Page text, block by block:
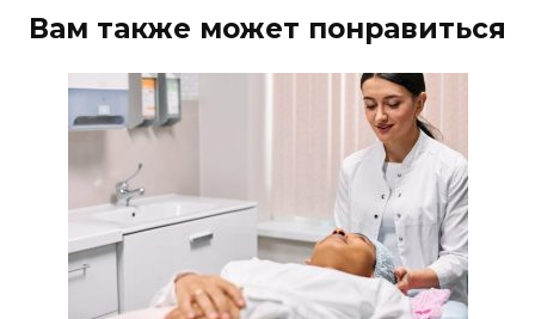
Вам также может понравиться